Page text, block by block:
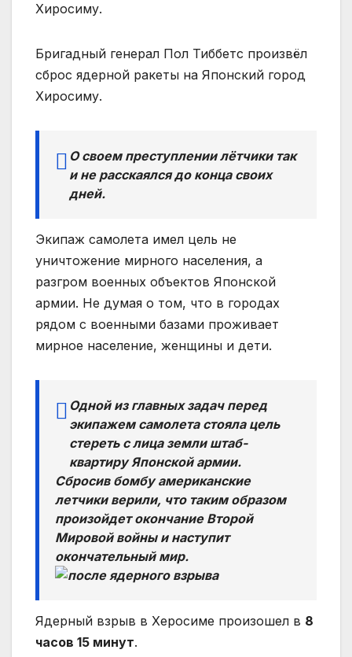
Хиросиму.
Бригадный генерал Пол Тиббетс произвёл
сброс ядерной ракеты на Японский город
Хиросиму.
О своем преступлении лётчики так
и не расскаялся до конца своих
дней.
Экипаж самолета имел цель не
уничтожение мирного населения, а
разгром военных объектов Японской
армии. Не думая о том, что в городах
рядом с военными базами проживает
мирное население, женщины и дети.
Одной из главных задач перед
экипажем самолета стояла цель
стереть с лица земли штаб-
квартиру Японской армии.
Сбросив бомбу американские
летчики верили, что таким образом
произойдет окончание Второй
Мировой войны и наступит
окончательный мир.
Ядерный взрыв в Херосиме произошел в 8
часов 15 минут.